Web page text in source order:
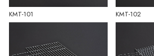
KMT-101 KMT-102